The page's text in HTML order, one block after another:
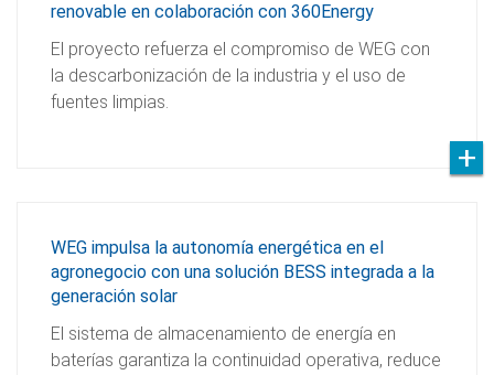
renovable en colaboración con 360Energy
El proyecto refuerza el compromiso de WEG con
la descarbonización de la industria y el uso de
fuentes limpias.
WEG impulsa la autonomía energética en el
agronegocio con una solución BESS integrada a la
generación solar
El sistema de almacenamiento de energía en
baterías garantiza la continuidad operativa, reduce